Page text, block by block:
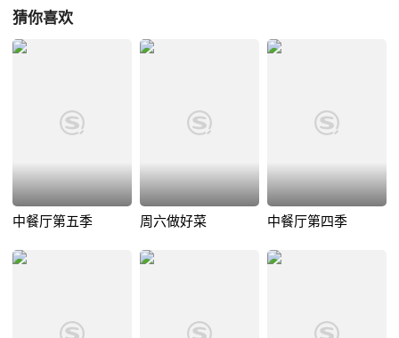
猜你喜欢
中餐厅第五季 周六做好菜 中餐厅第四季